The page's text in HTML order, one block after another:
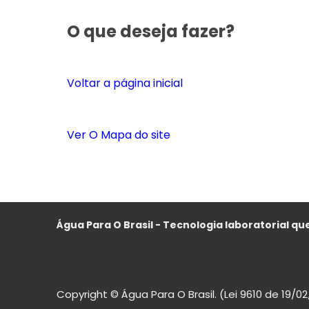
O que deseja fazer?
Voltar a página inicial
Ver O Mapa do site
Água Para O Brasil - Tecnologia laboratorial
Copyright © Água Para O Brasil. (Lei 9610 de 19/